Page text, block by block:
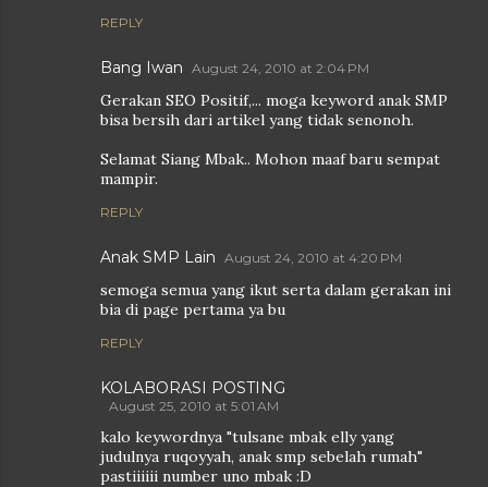
REPLY
Bang Iwan August 24, 2010 at 2:04 PM
Gerakan SEO Positif,... moga keyword anak SMP
bisa bersih dari artikel yang tidak senonoh.
Selamat Siang Mbak.. Mohon maaf baru sempat
mampir.
REPLY
Anak SMP Lain August 24, 2010 at 4:20 PM
semoga semua yang ikut serta dalam gerakan ini
bia di page pertama ya bu
REPLY
KOLABORASI POSTING
August 25, 2010 at 5:01 AM
kalo keywordnya "tulsane mbak elly yang
judulnya ruqoyyah, anak smp sebelah rumah"
pastiiiiii number uno mbak :D